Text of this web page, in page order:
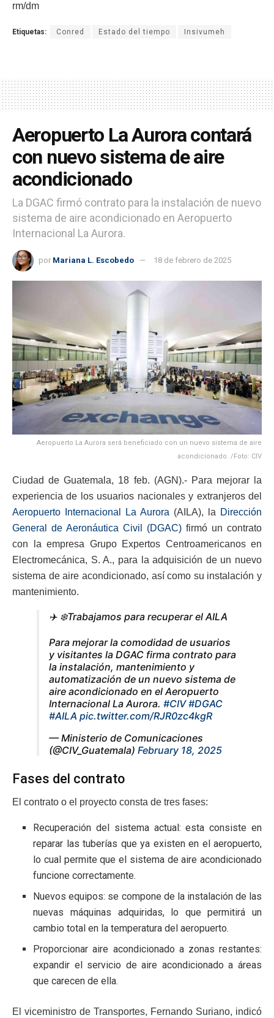
rm/dm
Etiquetas: Conred Estado del tiempo Insivumeh
Aeropuerto La Aurora contará
con nuevo sistema de aire
acondicionado
La DGAC firmó contrato para la instalación de nuevo
sistema de aire acondicionado en Aeropuerto
Internacional La Aurora.
por Mariana L. Escobedo 18 de febrero de 2025
Aeropuerto La Aurora será beneficiado con un nuevo sistema de aire
acondicionado. /Foto: CIV
Ciudad de Guatemala, 18 feb. (AGN).- Para mejorar la
experiencia de los usuarios nacionales y extranjeros del
Aeropuerto Internacional La Aurora (AILA), la Dirección
General de Aeronáutica Civil (DGAC) firmó un contrato
con la empresa Grupo Expertos Centroamericanos en
Electromecánica, S. A., para la adquisición de un nuevo
sistema de aire acondicionado, así como su instalación y
mantenimiento.
✈️ ❄️Trabajamos para recuperar el AILA
Para mejorar la comodidad de usuarios
y visitantes la DGAC firma contrato para
la instalación, mantenimiento y
automatización de un nuevo sistema de
aire acondicionado en el Aeropuerto
Internacional La Aurora. #CIV #DGAC
#AILA pic.twitter.com/RJR0zc4kgR
— Ministerio de Comunicaciones
(@CIV_Guatemala) February 18, 2025
Fases del contrato
El contrato o el proyecto consta de tres fases:
Recuperación del sistema actual: esta consiste en
reparar las tuberías que ya existen en el aeropuerto,
lo cual permite que el sistema de aire acondicionado
funcione correctamente.
Nuevos equipos: se compone de la instalación de las
nuevas máquinas adquiridas, lo que permitirá un
cambio total en la temperatura del aeropuerto.
Proporcionar aire acondicionado a zonas restantes:
expandir el servicio de aire acondicionado a áreas
que carecen de ella.
El viceministro de Transportes, Fernando Suriano, indicó